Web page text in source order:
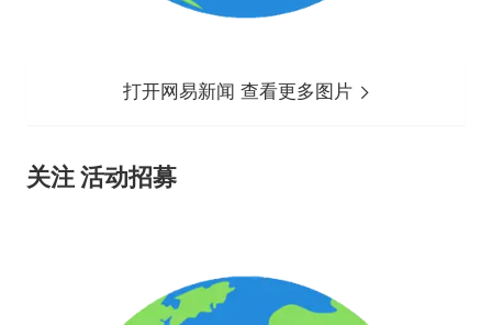
打开网易新闻 查看更多图片
关注 活动招募